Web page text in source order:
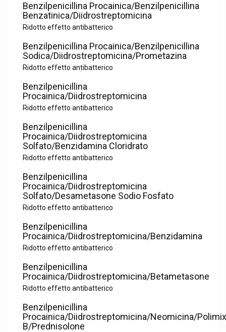
Benzilpenicillina Procainica/Benzilpenicillina
Benzatinica/Diidrostreptomicina
Ridotto effetto antibatterico
Benzilpenicillina Procainica/Benzilpenicillina
Sodica/Diidrostreptomicina/Prometazina
Ridotto effetto antibatterico
Benzilpenicillina
Procainica/Diidrostreptomicina
Ridotto effetto antibatterico
Benzilpenicillina
Procainica/Diidrostreptomicina
Solfato/Benzidamina Cloridrato
Ridotto effetto antibatterico
Benzilpenicillina
Procainica/Diidrostreptomicina
Solfato/Desametasone Sodio Fosfato
Ridotto effetto antibatterico
Benzilpenicillina
Procainica/Diidrostreptomicina/Benzidamina
Ridotto effetto antibatterico
Benzilpenicillina
Procainica/Diidrostreptomicina/Betametasone
Ridotto effetto antibatterico
Benzilpenicillina
Procainica/Diidrostreptomicina/Neomicina/
B/Prednisolone